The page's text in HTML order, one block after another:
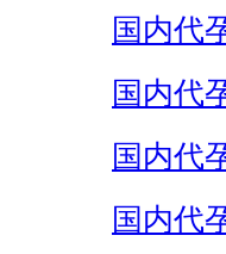
国内代
国内代
国内代
国内代